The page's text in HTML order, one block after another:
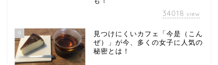
34018 view
9
見つけにくいカフェ「今是（こん
ぜ）」が今、多くの女子に人気の
秘密とは！